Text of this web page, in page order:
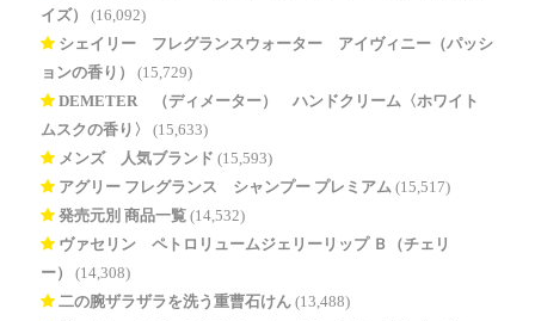
イズ）
(16,092)
シェイリー フレグランスウォーター アイヴィニー（パッシ
ョンの香り）
(15,729)
DEMETER®（ディメーター） ハンドクリーム〈ホワイト
ムスクの香り〉
(15,633)
メンズ 人気ブランド (15,593)
アグリー フレグランス シャンプー プレミアム (15,517)
発売元別 商品一覧 (14,532)
ヴァセリン ペトロリュームジェリーリップ Ｂ（チェリ
ー）
(14,308)
二の腕ザラザラを洗う重曹石けん (13,488)